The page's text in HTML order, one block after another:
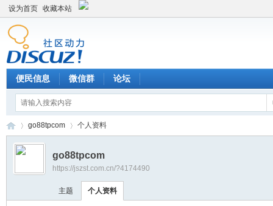
设为首页 收藏本站
便民信息 微信群 论坛
›
go88tpcom 个人资料
go88tpcom
https://jszst.com.cn/?4174490
主题 个人资料